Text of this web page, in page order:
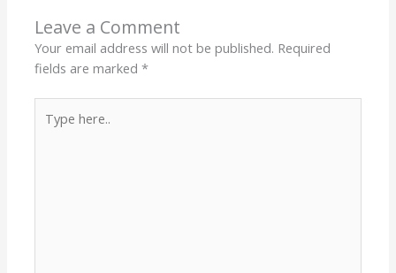
Leave a Comment
Your email address will not be published. Required
fields are marked*
here..